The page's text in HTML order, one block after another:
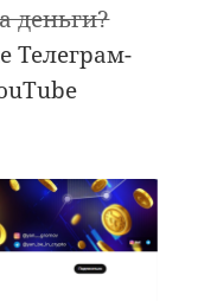
деньги?
Телеграм-